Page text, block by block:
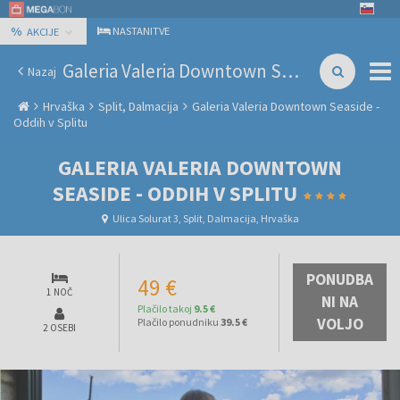
% AKCIJE NASTANITVE
Nazaj Galeria Valeria Downtown Seaside - Oddih v Splitu
Hrvaška Split, Dalmacija
Galeria Valeria Downtown Seaside -
Oddih v Splitu
GALERIA VALERIA DOWNTOWN
SEASIDE - ODDIH V SPLITU
Ulica Solurat 3, Split, Dalmacija, Hrvaška
1 NOČ
2 OSEBI
49 €
Plačilo takoj 9.5 €
Plačilo ponudniku 39.5 €
PONUDBA
NI NA
VOLJO